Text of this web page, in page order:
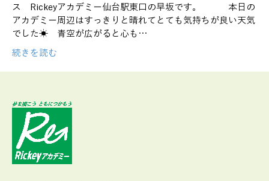
ス Rickeyアカデミー仙台駅東口の早坂です。 本日の
アカデミー周辺はすっきりと晴れてとても気持ちが良い天気
でした☀ 青空が広がると心も…
続きを読む